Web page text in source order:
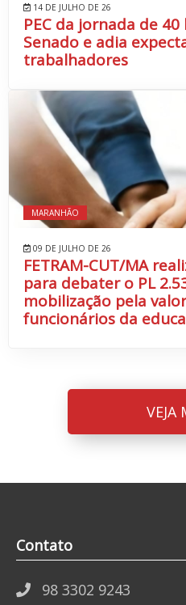
14 DE JULHO DE 26
PEC da jornada de
Senado e adia
trabalhadores
MARANHÃO
09 DE JULHO DE 26
FETRAM-CUT/MA
para debater o PL
mobilização pela
funcionários da
VEJA
Contato
98 3302 9243